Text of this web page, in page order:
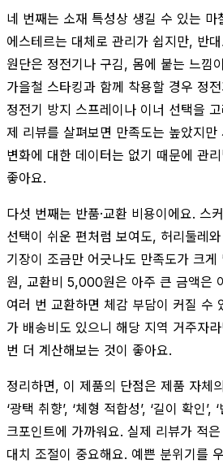
네 번째는 소재 특성상 생길 수 있는 마
에스테르는 대체로 관리가 쉽지만, 반
원단은 정전기나 구김, 몸에 붙는 느낌
가을철 스타킹과 함께 착용할 경우 정
정전기 방지 스프레이나 이너 선택을
제 리뷰를 살펴보면 만족도는 높았지
변화에 대한 데이터는 없기 때문에 관
좋아요.
다섯 번째는 반품·교환 비용이에요. 스
선택이 쉬운 편처럼 보여도, 허리둘레
기장이 조금만 어긋나도 만족도가 크
원, 교환비 5,000원은 아주 큰 금액은
여러 번 교환하면 체감 부담이 커질 수
가 배송비도 있으니 해당 지역 거주자
번 더 계산해보는 것이 좋아요.
정리하면, 이 제품의 단점은 제품 자체
‘광택 취향’, ‘체형 적합성’, ‘길이 확인’,
크포인트에 가까워요. 실제 리뷰가 적
대치 조절이 중요해요. 예쁜 분위기를